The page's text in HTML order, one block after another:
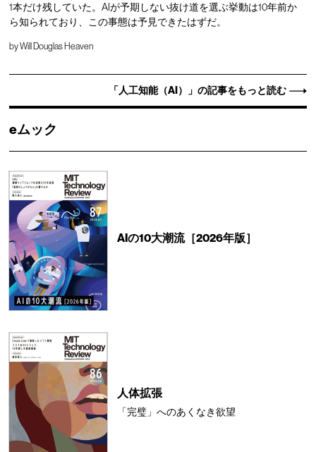
1本だけ残していた。AIが予期しない抜け道を選ぶ挙動は10年前か
ら知られており、この事態は予見できたはずだ。
byWill Douglas Heaven
「人工知能（AI）」の記事をもっと読む
eムック
AIの10大潮流［2026年版］
人体拡張
「完璧」へのあくなき欲望